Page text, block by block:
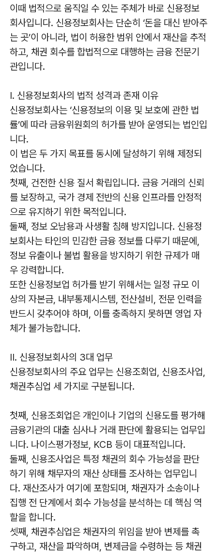
이때 법적으로 움직일 수 있는 주체가 바로 신용정보
회사입니다. 신용정보회사는 단순히 ‘돈을 대신 받아주
는 곳’이 아니라, 법이 허용한 범위 안에서 재산을 추적
하고, 채권 회수를 합법적으로 대행하는 금융 전문기
관입니다.
I. 신용정보회사의 법적 성격과 존재 이유
신용정보회사는 ‘신용정보의 이용 및 보호에 관한 법
률’에 따라 금융위원회의 허가를 받아 운영되는 법인입
니다.
이 법은 두 가지 목표를 동시에 달성하기 위해 제정되
었습니다.
첫째, 건전한 신용 질서 확립입니다. 금융 거래의 신뢰
를 보장하고, 국가 경제 전반의 신용 인프라를 안정적
으로 유지하기 위한 목적입니다.
둘째, 정보 오남용과 사생활 침해 방지입니다. 신용정
보회사는 타인의 민감한 금융 정보를 다루기 때문에,
정보 유출이나 불법 활용을 방지하기 위한 규제가 매
우 강력합니다.
또한 신용정보업 허가를 받기 위해서는 일정 규모 이
상의 자본금, 내부통제시스템, 전산설비, 전문 인력을
반드시 갖추어야 하며, 이를 충족하지 못하면 영업 자
체가 불가능합니다.
II. 신용정보회사의 3대 업무
신용정보회사의 주요 업무는 신용조회업, 신용조사업,
채권추심업 세 가지로 구분됩니다.
첫째, 신용조회업은 개인이나 기업의 신용도를 평가해
금융기관의 대출 심사나 거래 판단에 활용되는 업무입
니다. 나이스평가정보, KCB 등이 대표적입니다.
둘째, 신용조사업은 특정 채권의 회수 가능성을 판단
하기 위해 채무자의 재산 상태를 조사하는 업무입니
다. 재산조사가 여기에 포함되며, 채권자가 소송이나
집행 전 단계에서 회수 가능성을 분석하는 데 핵심 역
할을 합니다.
셋째, 채권추심업은 채권자의 위임을 받아 변제를 촉
구하고, 재산을 파악하며, 변제금을 수령하는 등 채권